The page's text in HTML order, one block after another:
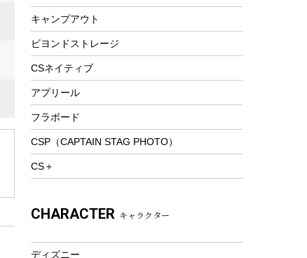
ピクニックセット
防寒ウェア
ツール&アクセサリー
トレッキング
トレッキングステッキ
プレイグッズ
ウェルネス
フィットネス
キャンプアウト
ビヨンドストレージ
CSネイティブ
アプリール
フラボード
CSP（CAPTAIN STAG PHOTO）
CS＋
CHARACTER キャラクター
ディズニー